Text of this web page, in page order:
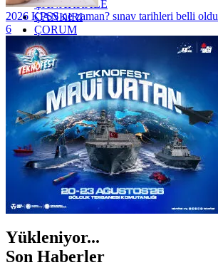
ÇANAKKALE
ÇANKIRI
ÇORUM
İSTANBUL
İZMİR
ŞANLIURFA
ŞIRNAK
2026 KPSS ne zaman? sınav tarihleri belli oldu
6
Yükleniyor...
Son Haberler